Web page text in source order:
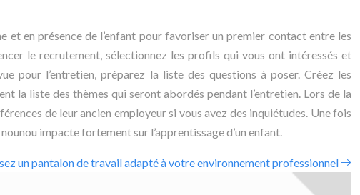
et en présence de l’enfant pour favoriser un premier contact entre les
le recrutement, sélectionnez les profils qui vous ont intéressés et
pour l’entretien, préparez la liste des questions à poser. Créez les
la liste des thèmes qui seront abordés pendant l’entretien. Lors de la
de leur ancien employeur si vous avez des inquiétudes. Une fois
impacte fortement sur l’apprentissage d’un enfant.
un pantalon de travail adapté à votre environnement professionnel